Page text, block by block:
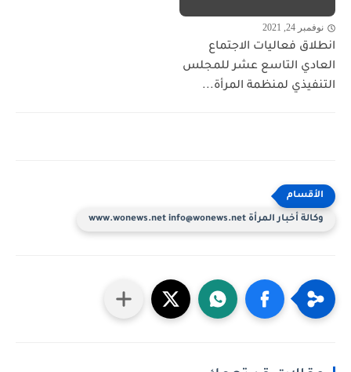
نوفمبر 24, 2021
انطلاق فعاليات الاجتماع
العادي التاسع عشر للمجلس
التنفيذي لمنظمة المرأة...
وكالة أخبار المرأة www.wonews.net info@wonews.net